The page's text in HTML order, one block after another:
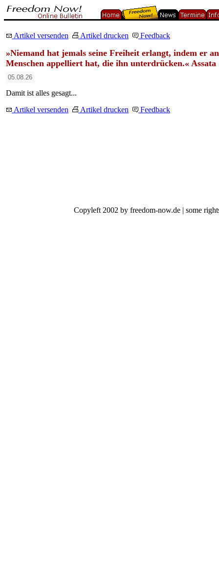
Artikel versenden Artikel drucken Feedback
»Niemand hat jemals seine Freiheit erlangt, indem er
Menschen appelliert hat, die ihn unterdrücken.« Assata
05.08.26
Damit ist alles gesagt...
Artikel versenden
Artikel drucken Feedback
Copyleft 2002 by freedom-now.de | some